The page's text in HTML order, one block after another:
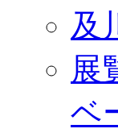
及
展
ベ